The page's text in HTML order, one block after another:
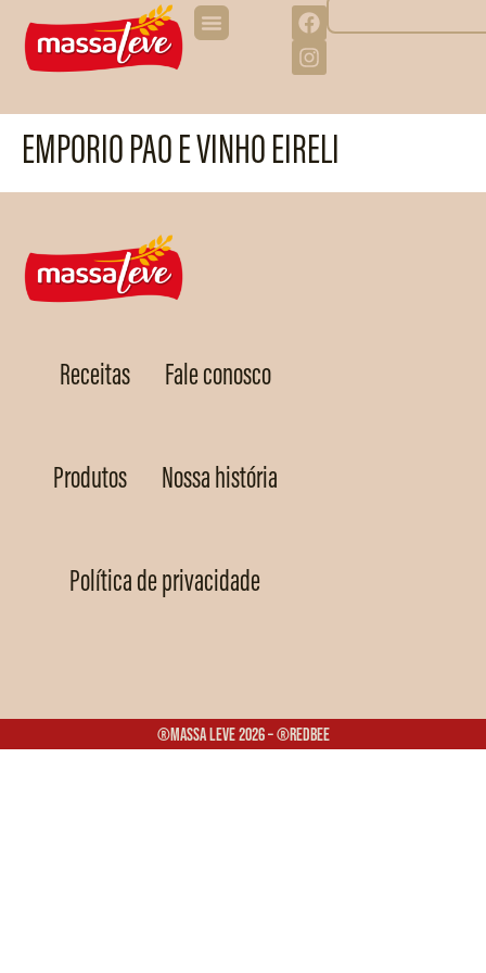
EMPORIO PAO E VINHO EIRELI
Receitas Fale conosco
Produtos Nossa história
Política de privacidade
®Massa Leve 2026 – ®Redbee